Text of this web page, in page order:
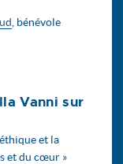
, bénévole
Vanni sur
et la
et du cœur »